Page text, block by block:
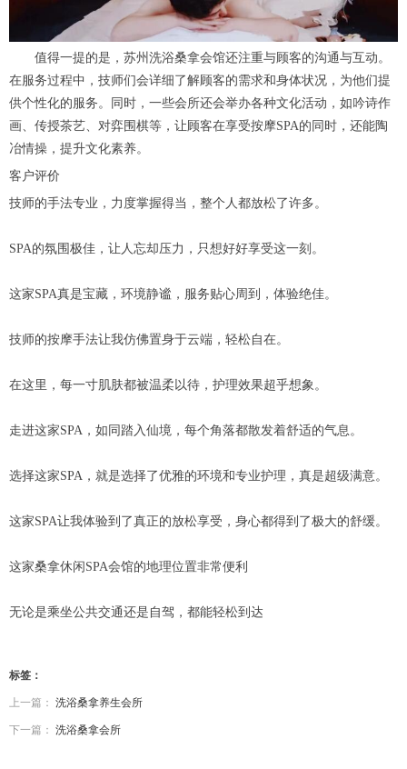
值得一提的是，苏州洗浴桑拿会馆还注重与顾客的沟通与互动。
在服务过程中，技师们会详细了解顾客的需求和身体状况，为他们提
供个性化的服务。同时，一些会所还会举办各种文化活动，如吟诗作
画、传授茶艺、对弈围棋等，让顾客在享受按摩SPA的同时，还能陶
冶情操，提升文化素养。
客户评价
技师的手法专业，力度掌握得当，整个人都放松了许多。
SPA的氛围极佳，让人忘却压力，只想好好享受这一刻。
这家SPA真是宝藏，环境静谧，服务贴心周到，体验绝佳。
技师的按摩手法让我仿佛置身于云端，轻松自在。
在这里，每一寸肌肤都被温柔以待，护理效果超乎想象。
走进这家SPA，如同踏入仙境，每个角落都散发着舒适的气息。
选择这家SPA，就是选择了优雅的环境和专业护理，真是超级满意。
这家SPA让我体验到了真正的放松享受，身心都得到了极大的舒缓。
这家桑拿休闲SPA会馆的地理位置非常便利
无论是乘坐公共交通还是自驾，都能轻松到达
标签：
上一篇： 洗浴桑拿养生会所
下一篇： 洗浴桑拿会所